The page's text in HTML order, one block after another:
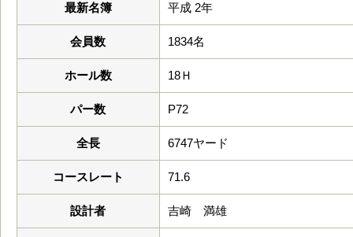
最新名簿 平成 2年
会員数 1834名
ホール数 18Ｈ
パー数 P72
全長 6747ヤード
コースレート 71.6
設計者 吉崎 満雄